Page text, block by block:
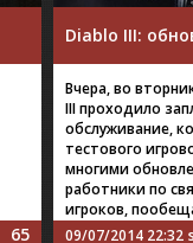
65
Diablo III:
Вчера, во
III проходило
обслуживание,
тестового
многими
работники по
игроков,
09/07/2014 22:32